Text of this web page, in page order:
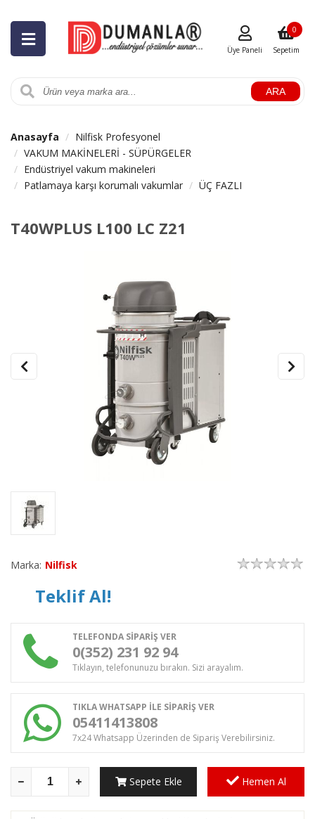
ARA
Üye Paneli Sepetim
0
Anasayfa
Nilfisk Profesyonel
VAKUM MAKİNELERİ - SÜPÜRGELER
Endüstriyel vakum makineleri
Patlamaya karşı korumalı vakumlar
ÜÇ FAZLI
T40WPLUS L100 LC Z21
Marka: Nilfisk
Teklif Al!
TELEFONDA SİPARİŞ VER
0(352) 231 92 94
Tıklayın, telefonunuzu bırakın. Sizi arayalım.
TIKLA WHATSAPP İLE SİPARİŞ VER
05411413808
7x24 Whatsapp Üzerinden de Sipariş Verebilirsiniz.
Sepete Ekle Hemen Al